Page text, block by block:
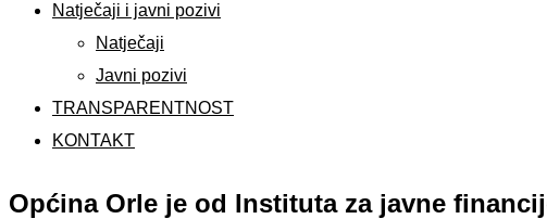
Natječaji i javni pozivi
Natječaji
Javni pozivi
TRANSPARENTNOST
KONTAKT
Općina Orle je od Instituta za javne